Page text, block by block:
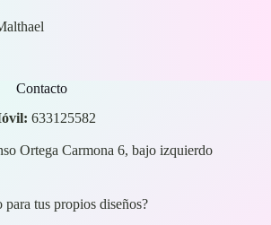
Contacto
633125582
Ortega Carmona 6, bajo izquierdo
para tus propios diseños?